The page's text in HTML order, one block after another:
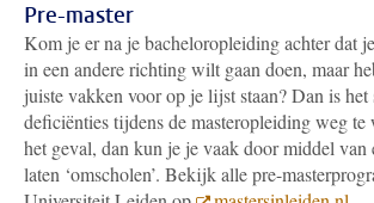
Pre-master
Kom je er na je bacheloropleiding achter dat
in een andere richting wilt gaan doen, maar
juiste vakken voor op je lijst staan? Dan is
deficiënties tijdens de masteropleiding weg te
het geval, dan kun je je vaak door middel van
laten ‘omscholen’. Bekijk alle pre-